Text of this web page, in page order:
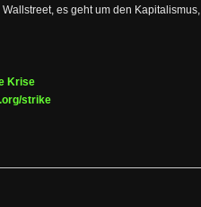
es geht um den Kapitalismus,
Krise
strike